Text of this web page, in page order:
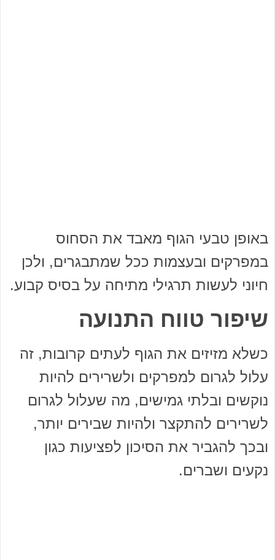
באופן טבעי הגוף מאבד את הסחוס
במפרקים ובעצמות ככל שמתבגרים, ולכן
חיוני לעשות תרגילי מתיחה על בסיס קבוע.
שיפור טווח התנועה
כשלא מזיזים את הגוף לעתים קרובות, זה
עלול לגרום למפרקים ולשרירים להיות
נוקשים ובלתי גמישים, מה שעלול לגרום
לשרירים להתקצר ולהיות שבירים יותר,
ובכך להגביר את הסיכון לפציעות כגון
נקעים ושברים.